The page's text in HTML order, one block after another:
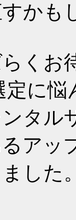
かも
くお
定に
タル
アッ
した